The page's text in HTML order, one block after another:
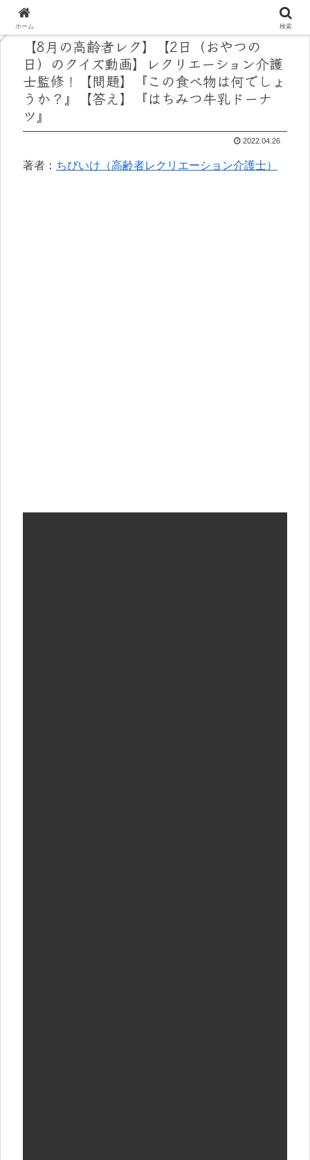
【8月の高齢者レク】【2日（おやつの
日）のクイズ動画】レクリエーション介護
士監修！【問題】『この食べ物は何でしょ
うか？』【答え】『はちみつ牛乳ドーナ
ツ』
2022.04.26
著者： ちびいけ（高齢者レクリエーション介護士）
ホーム 検索